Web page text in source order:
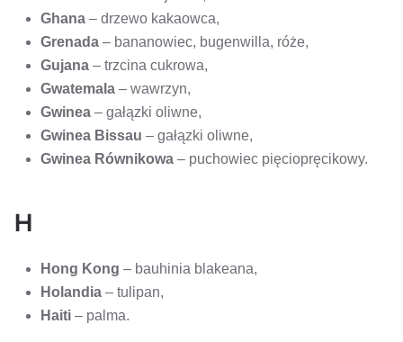
Ghana – drzewo kakaowca,
Grenada – bananowiec, bugenwilla, róże,
Gujana – trzcina cukrowa,
Gwatemala – wawrzyn,
Gwinea – gałązki oliwne,
Gwinea Bissau – gałązki oliwne,
Gwinea Równikowa – puchowiec pięciopręcikowy.
H
Hong Kong – bauhinia blakeana,
Holandia – tulipan,
Haiti – palma.